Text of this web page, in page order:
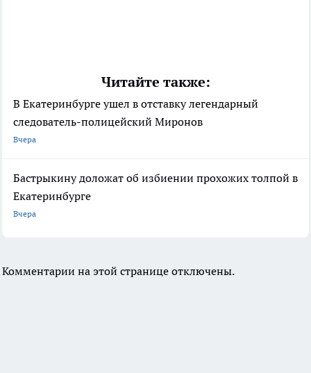
Читайте также:
В Екатеринбурге ушел в отставку легендарный
следователь-полицейский Миронов
Вчера
Бастрыкину доложат об избиении прохожих толпой в
Екатеринбурге
Вчера
Комментарии на этой странице отключены.